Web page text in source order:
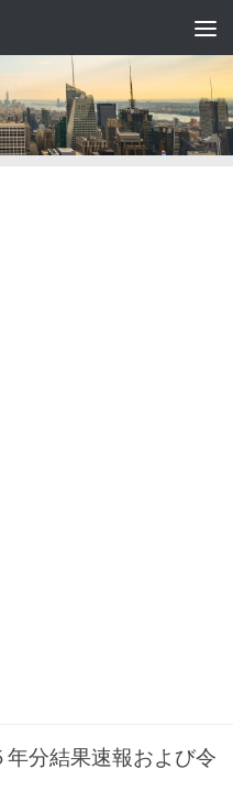
分結果速報および令